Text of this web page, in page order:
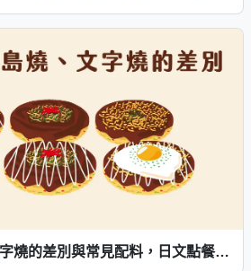
大阪燒、廣島燒、文字燒的差別與常見配料，日文點餐超簡單！